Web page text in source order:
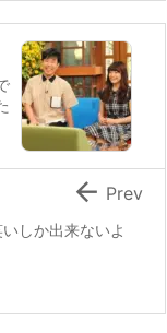
しか出来ないよ
 Prev